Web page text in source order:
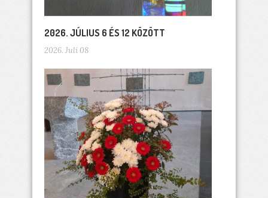
2026. JÚLIUS 6 ÉS 12 KÖZÖTT
2026. Juli 08